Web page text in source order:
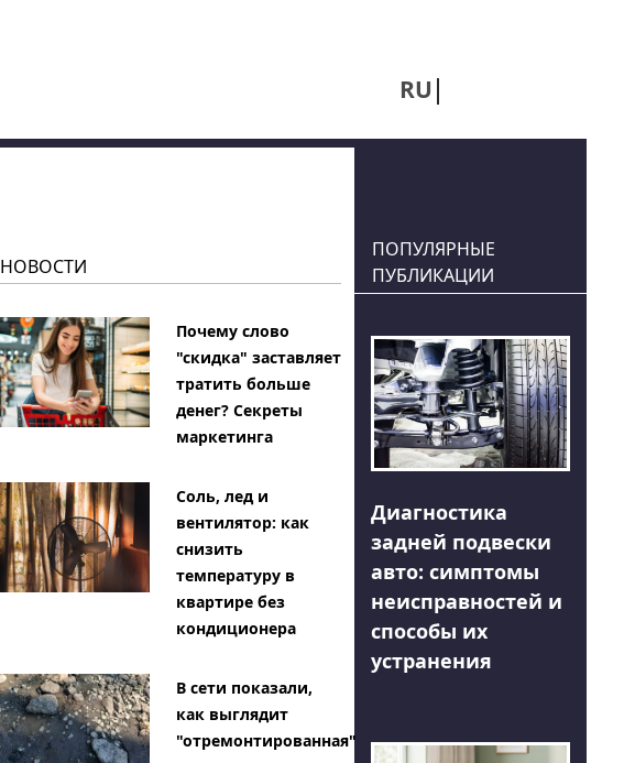
RU
НОВОСТИ
Почему слово
"скидка" заставляет
тратить больше
денег? Секреты
маркетинга
Соль, лед и
вентилятор: как
снизить
температуру в
квартире без
кондиционера
В сети показали,
как выглядит
"отремонтированная"
ПОПУЛЯРНЫЕ
ПУБЛИКАЦИИ
Диагностика
задней подвески
авто: симптомы
неисправностей и
способы их
устранения